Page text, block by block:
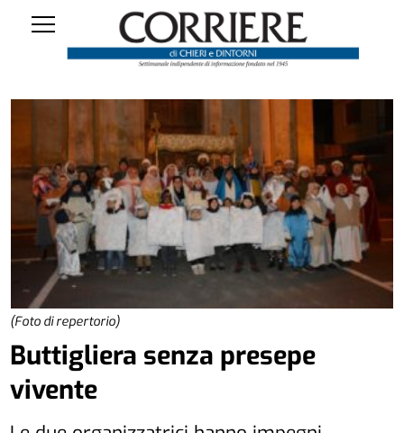
(Foto di repertorio)
Buttigliera senza presepe
vivente